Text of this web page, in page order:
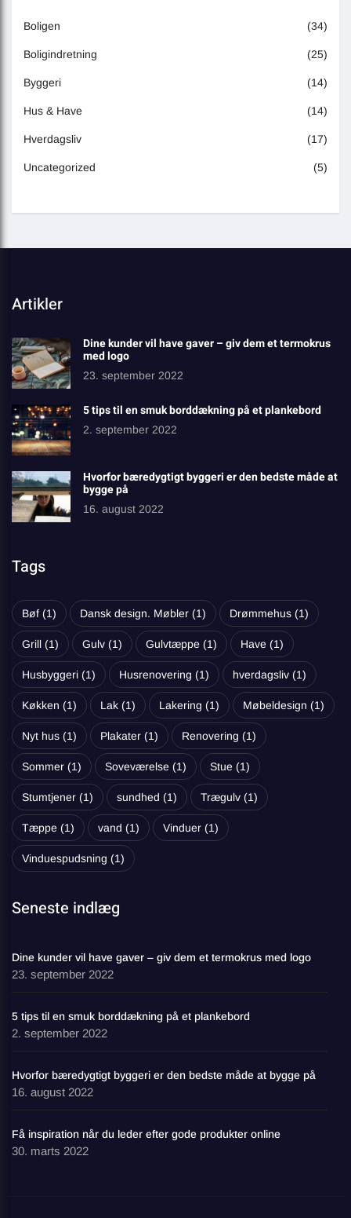
Boligen (34)
Boligindretning (25)
Byggeri (14)
Hus & Have (14)
Hverdagsliv (17)
Uncategorized (5)
Artikler
Dine kunder vil have gaver – giv dem et termokrus
med logo
23. september 2022
5 tips til en smuk borddækning på et plankebord
2. september 2022
Hvorfor bæredygtigt byggeri er den bedste måde at
bygge på
16. august 2022
Tags
Bøf (1) Dansk design. Møbler (1) Drømmehus (1)
Grill (1) Gulv (1) Gulvtæppe (1) Have (1)
Husbyggeri (1) Husrenovering (1) hverdagsliv (1)
Køkken (1) Lak (1) Lakering (1) Møbeldesign (1)
Nyt hus (1) Plakater (1) Renovering (1)
Sommer (1) Soveværelse (1) Stue (1)
Stumtjener (1) sundhed (1) Trægulv (1)
Tæppe (1) vand (1) Vinduer (1)
Vinduespudsning (1)
Seneste indlæg
Dine kunder vil have gaver – giv dem et termokrus med logo
23. september 2022
5 tips til en smuk borddækning på et plankebord
2. september 2022
Hvorfor bæredygtigt byggeri er den bedste måde at bygge på
16. august 2022
Få inspiration når du leder efter gode produkter online
30. marts 2022